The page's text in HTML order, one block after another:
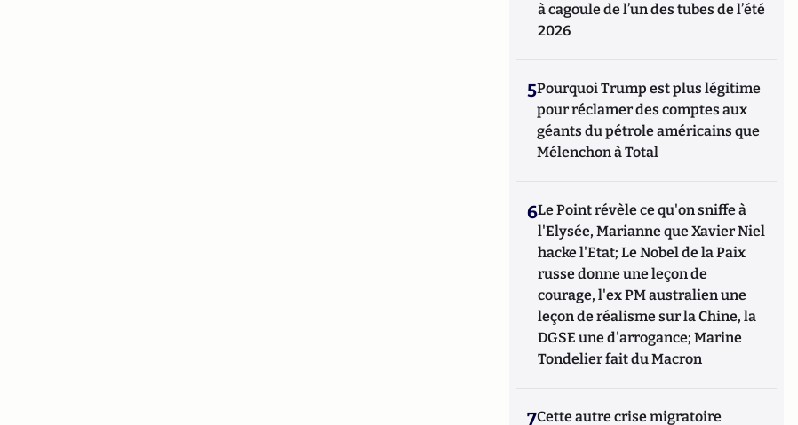
à cagoule de l’un des tubes de l’été
2026
5Pourquoi Trump est plus légitime
pour réclamer des comptes aux
géants du pétrole américains que
Mélenchon à Total
6Le Point révèle ce qu'on sniffe à
l'Elysée, Marianne que Xavier Niel
hacke l'Etat; Le Nobel de la Paix
russe donne une leçon de
courage, l'ex PM australien une
leçon de réalisme sur la Chine, la
DGSE une d'arrogance; Marine
Tondelier fait du Macron
7Cette autre crise migratoire